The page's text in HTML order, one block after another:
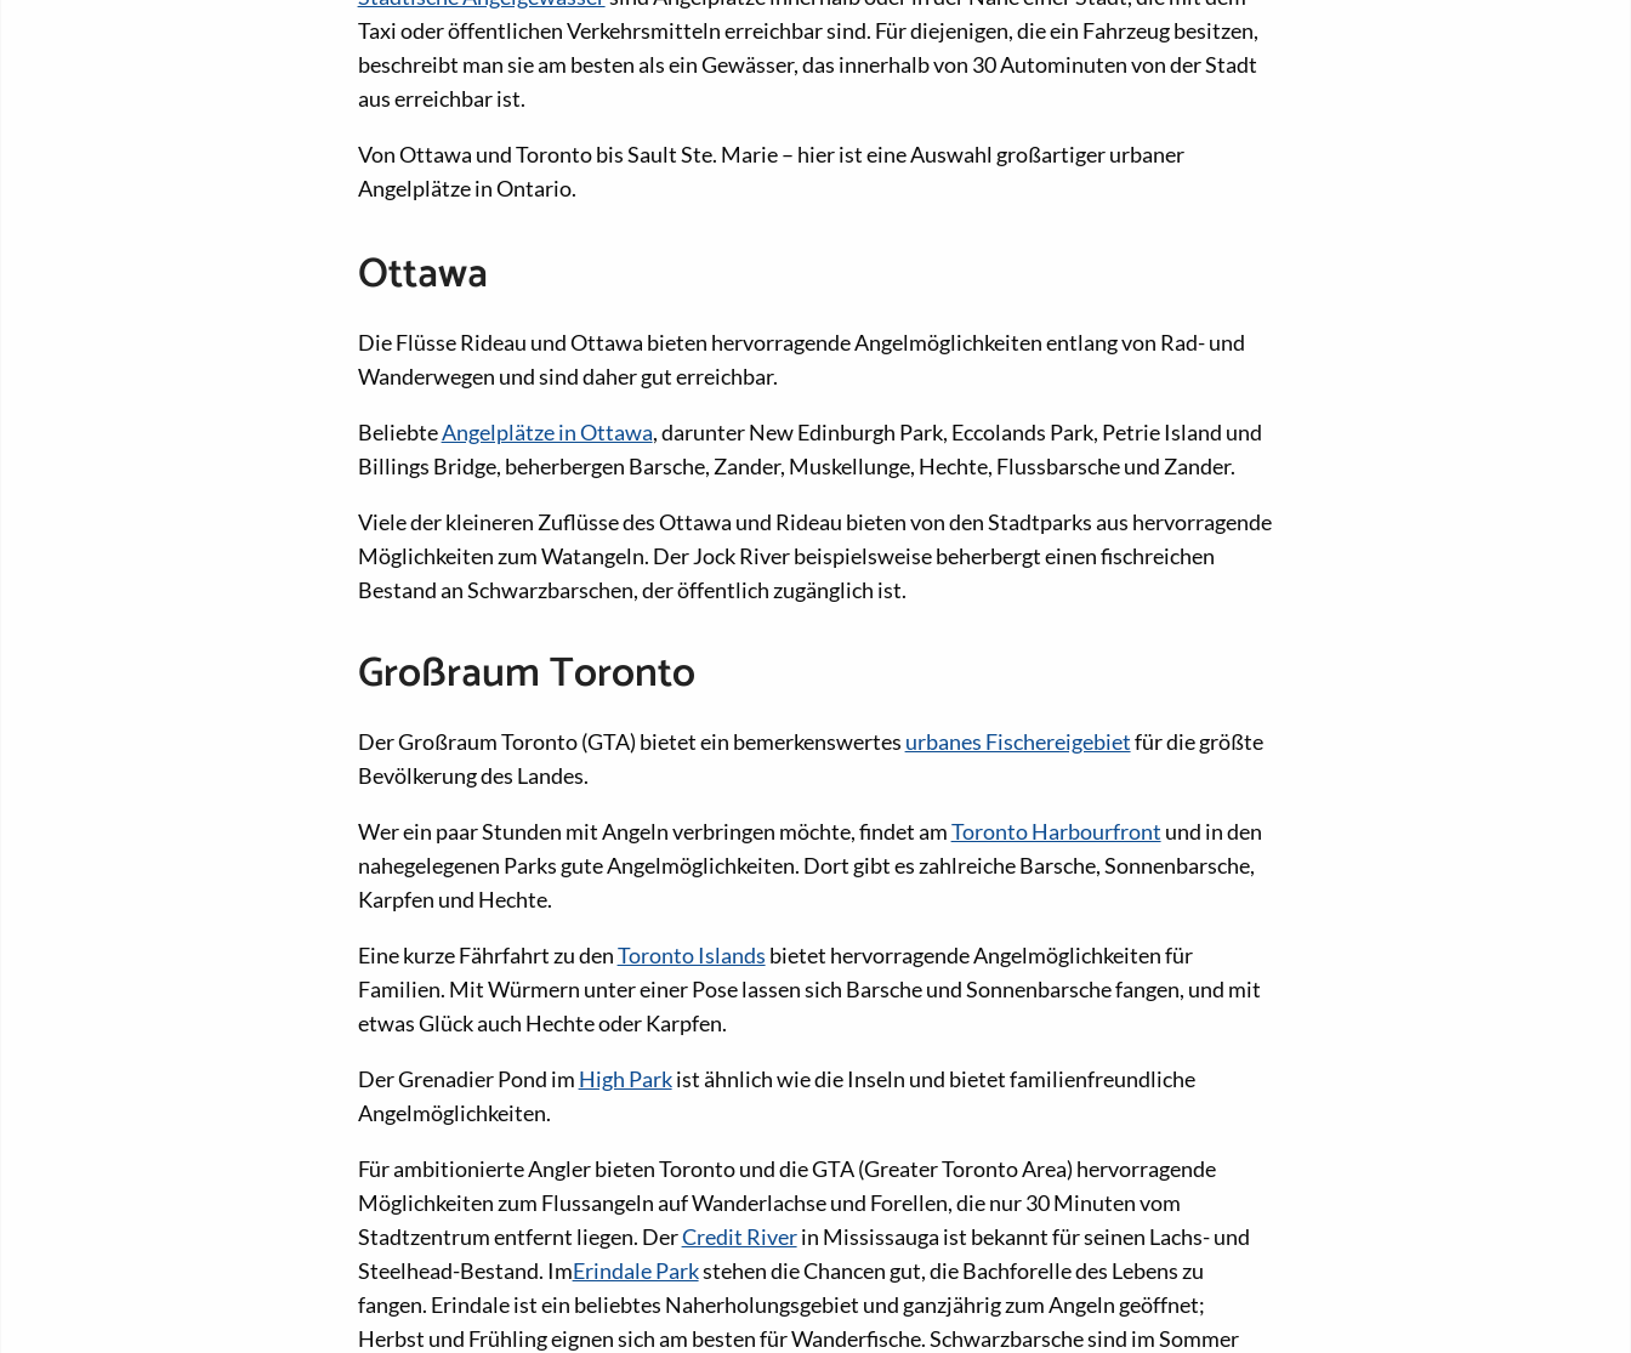
Taxi oder öffentlichen Verkehrsmitteln erreichbar sind. Für diejenigen, die ein Fahrzeug besitzen,
beschreibt man sie am besten als ein Gewässer, das innerhalb von 30 Autominuten von der Stadt
aus erreichbar ist.
Von Ottawa und Toronto bis Sault Ste. Marie – hier ist eine Auswahl großartiger urbaner
Angelplätze in Ontario.
Ottawa
Die Flüsse Rideau und Ottawa bieten hervorragende Angelmöglichkeiten entlang von Rad- und
Wanderwegen und sind daher gut erreichbar.
BeliebteAngelplätze in Ottawa, darunter New Edinburgh Park, Eccolands Park, Petrie Island und
Billings Bridge, beherbergen Barsche, Zander, Muskellunge, Hechte, Flussbarsche und Zander.
Viele der kleineren Zuflüsse des Ottawa und Rideau bieten von den Stadtparks aus hervorragende
Möglichkeiten zum Watangeln. Der Jock River beispielsweise beherbergt einen fischreichen
Bestand an Schwarzbarschen, der öffentlich zugänglich ist.
Großraum Toronto
Der Großraum Toronto (GTA) bietet ein bemerkenswertes urbanes Fischereigebietfür die größte
Bevölkerung des Landes.
Wer ein paar Stunden mit Angeln verbringen möchte, findet amToronto Harbourfront und in den
nahegelegenen Parks gute Angelmöglichkeiten. Dort gibt es zahlreiche Barsche, Sonnenbarsche,
Karpfen und Hechte.
Eine kurze Fährfahrt zu denToronto Islands bietet hervorragende Angelmöglichkeiten für
Familien. Mit Würmern unter einer Pose lassen sich Barsche und Sonnenbarsche fangen, und mit
etwas Glück auch Hechte oder Karpfen.
Der Grenadier Pond im High Parkist ähnlich wie die Inseln und bietet familienfreundliche
Angelmöglichkeiten.
Für ambitionierte Angler bieten Toronto und die GTA (Greater Toronto Area) hervorragende
Möglichkeiten zum Flussangeln auf Wanderlachse und Forellen, die nur 30 Minuten vom
Stadtzentrum entfernt liegen. DerCredit Riverin Mississauga ist bekannt für seinen Lachs- und
Steelhead-Bestand. ImErindale Parkstehen die Chancen gut, die Bachforelle des Lebens zu
fangen. Erindale ist ein beliebtes Naherholungsgebiet und ganzjährig zum Angeln geöffnet;
Herbst und Frühling eignen sich am besten für Wanderfische. Schwarzbarsche sind im Sommer